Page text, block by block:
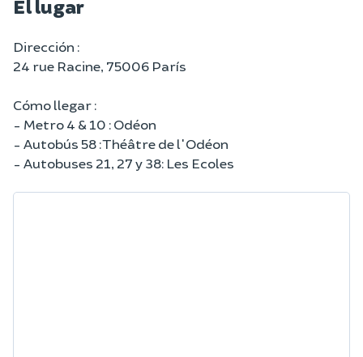
El lugar
Dirección :
24 rue Racine, 75006 París
Cómo llegar :
- Metro 4 & 10 : Odéon
- Autobús 58 : Théâtre de l'Odéon
- Autobuses 21, 27 y 38: Les Ecoles